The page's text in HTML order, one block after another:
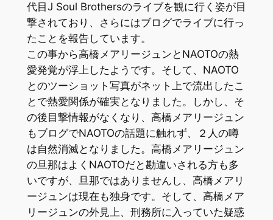
代目J Soul Brothersのライブを観に行く姿が目
撃されており、さらにはブログでライブに行っ
たことを報告しています。
この事から高橋メアリージュンとNAOTOの熱
愛発覚が浮上したようです。そして、NAOTO
とのツーショット写真がネット上で流出したこ
とで熱愛関係が確実となりました。しかし、そ
の後目撃情報がなくなり、高橋メアリージュン
もブログでNAOTOの話題に触れず、２人の噂
は自然消滅となりました。高橋メアリージュン
の旦那はよくNAOTOだと勘違いされる方も多
いですが、旦那ではありませんし、高橋メアリ
ージュンは現在も独身です。そして、高橋メア
リージュンの外見上、刑務所に入っていた疑惑